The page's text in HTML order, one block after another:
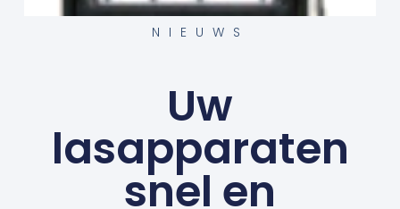
NIEUWS
Uw
lasapparaten
snel en